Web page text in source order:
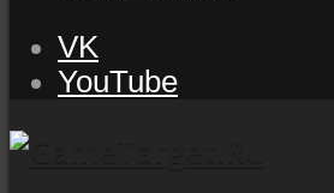
VK
YouTube